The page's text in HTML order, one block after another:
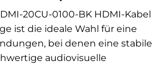
20CU-0100-BK HDMI-Kabel
ist die ideale Wahl für eine
bei denen eine stabile
audiovisuelle